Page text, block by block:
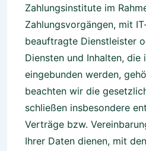
Zahlungsinstitute im
Zahlungsvorgängen, mit
beauftragte Dienstleister
Diensten und Inhalten, die
eingebunden werden,
beachten wir die
schließen insbesondere
Verträge bzw.
Ihrer Daten dienen, mit